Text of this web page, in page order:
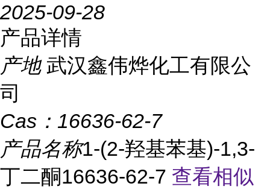
2025-09-28
产品详情
产地 武汉鑫伟烨化工有限公
司
Cas： 16636-62-7
产品名称1-(2-羟基苯基)-1,3-
丁二酮16636-62-7 查看相似